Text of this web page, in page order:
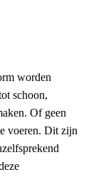
worden
schoon,
Of geen
voeren. Dit zijn